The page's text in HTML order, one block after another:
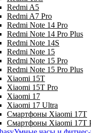
Redmi A5
Redmi A7 Pro
Redmi Note 14 Pro
Redmi Note 14 Pro Plus
Redmi Note 14S
Redmi Note 15
Redmi Note 15 Pro
Redmi Note 15 Pro Plus
Xiaomi 15T
Xiaomi 15T Pro
Xiaomi 17
Xiaomi 17 Ultra
Смартфоны Xiaomi 17Т
Смартфоны Xiaomi 17Т